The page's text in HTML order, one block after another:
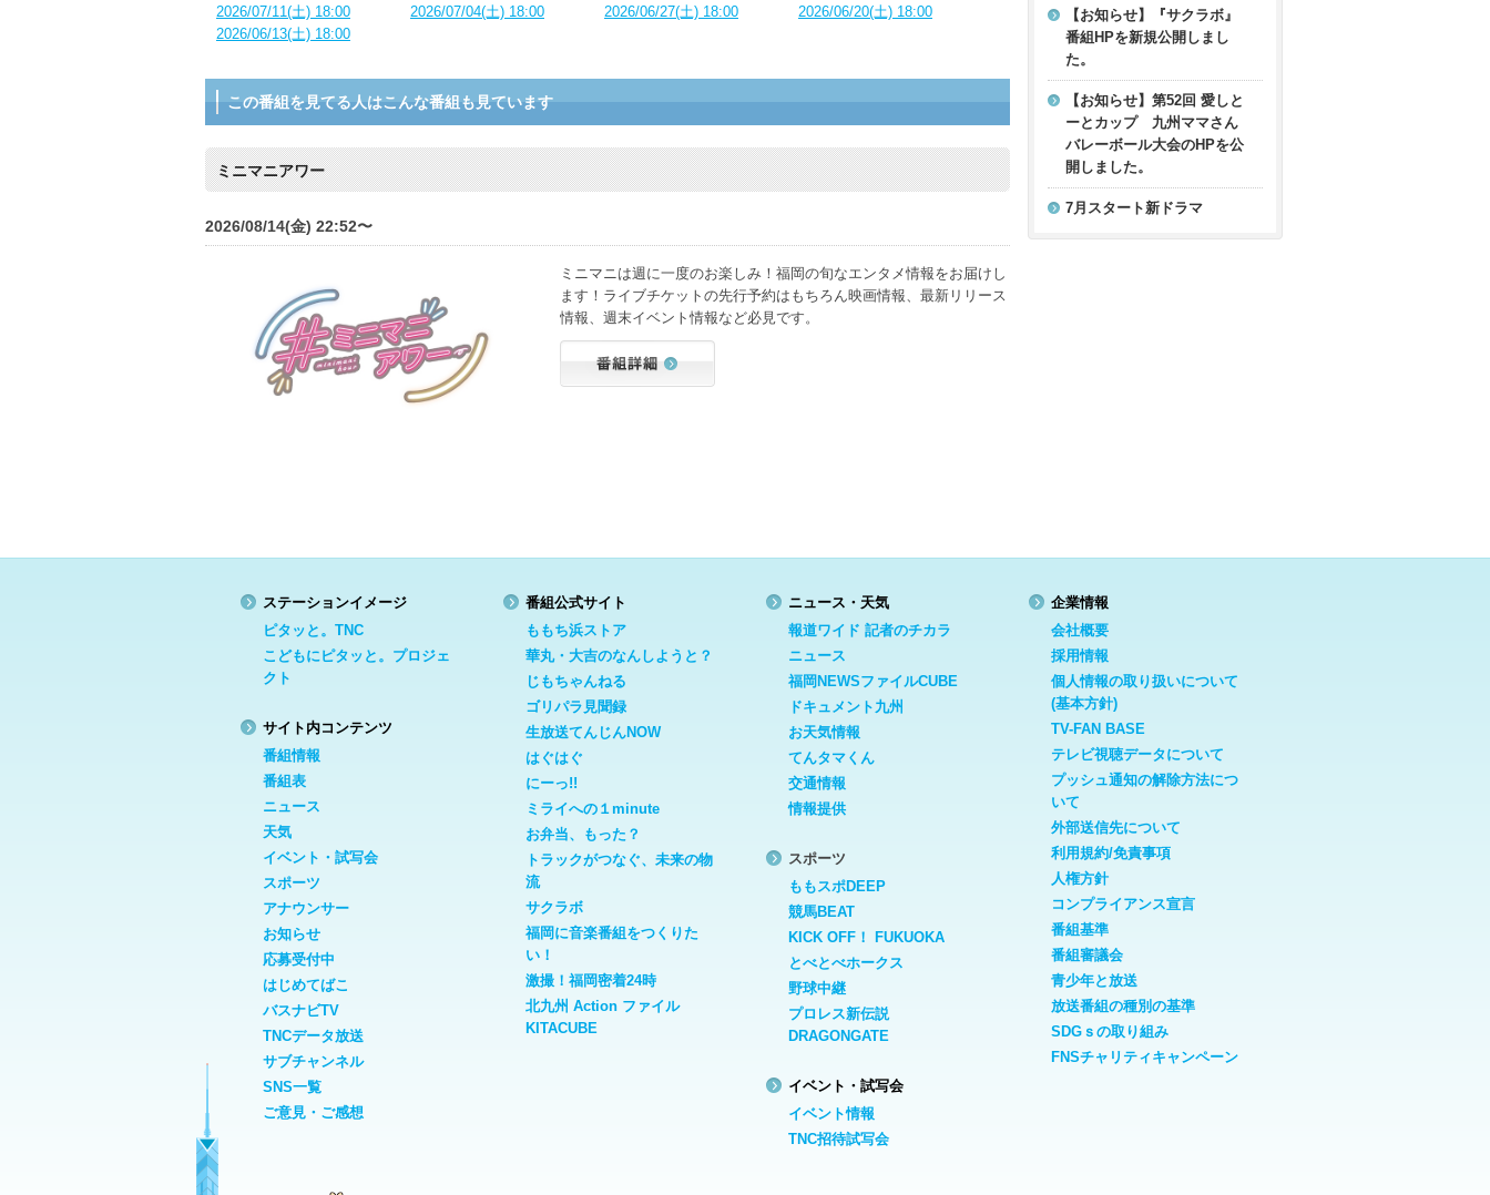
2026/07/11(土) 18:00
2026/07/04(土) 18:00 2026/06/27(土) 18:00
2026/06/20(土) 18:00
2026/06/13(土) 18:00
この番組を見てる人はこんな番組も見ています
ミニマニアワー
2026/08/14(金) 22:52〜
ミニマニは週に一度のお楽しみ！福岡の旬なエンタメ情報をお届けし
ます！ライブチケットの先行予約はもちろん映画情報、最新リリース
情報、週末イベント情報など必見です。
【お知らせ】『サクラボ』
番組HPを新規公開しまし
た。
【お知らせ】第52回 愛しと
ーとカップ 九州ママさん
バレーボール大会のHPを公
開しました。
7月スタート新ドラマ
ステーションイメージ
ピタッと。TNC
こどもにピタッと。プロジェ
クト
サイト内コンテンツ
番組情報
番組表
ニュース
天気
イベント・試写会
スポーツ
アナウンサー
お知らせ
応募受付中
はじめてばこ
バスナビTV
TNCデータ放送
サブチャンネル
SNS一覧
ご意見・ご感想
番組公式サイト
ももち浜ストア
華丸・大吉のなんしようと？
じもちゃんねる
ゴリパラ見聞録
生放送てんじんNOW
はぐはぐ
にーっ!!
ミライへの１minute
お弁当、もった？
トラックがつなぐ、未来の物
流
サクラボ
福岡に音楽番組をつくりた
い！
激撮！福岡密着24時
北九州 Action ファイル
KITACUBE
ニュース・天気
報道ワイド 記者のチカラ
ニュース
福岡NEWSファイルCUBE
ドキュメント九州
お天気情報
てんタマくん
交通情報
情報提供
スポーツ
ももスポDEEP
競馬BEAT
KICK OFF！ FUKUOKA
とべとべホークス
野球中継
プロレス新伝説
DRAGONGATE
イベント・試写会
イベント情報
TNC招待試写会
企業情報
会社概要
採用情報
個人情報の取り扱いについて
(基本方針)
TV-FAN BASE
テレビ視聴データについて
プッシュ通知の解除方法につ
いて
外部送信先について
利用規約/免責事項
人権方針
コンプライアンス宣言
番組基準
番組審議会
青少年と放送
放送番組の種別の基準
SDGｓの取り組み
FNSチャリティキャンペーン